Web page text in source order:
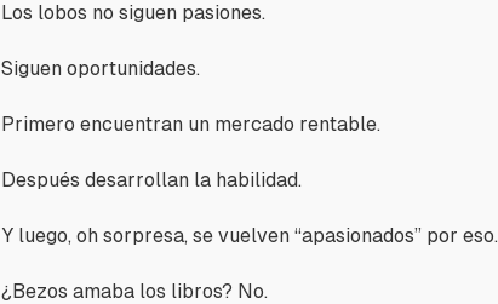
Los lobos no siguen pasiones.
Siguen oportunidades.
Primero encuentran un mercado rentable.
Después desarrollan la habilidad.
Y luego, oh sorpresa, se vuelven “apasionados” por eso.
¿Bezos amaba los libros? No.